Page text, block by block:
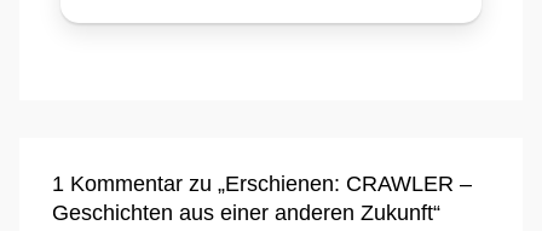
1 Kommentar zu „Erschienen: CRAWLER –
Geschichten aus einer anderen Zukunft“